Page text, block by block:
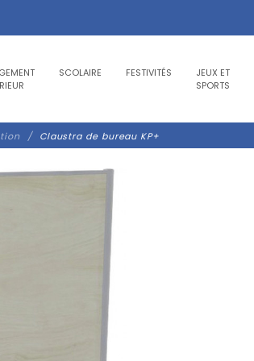
SCOLAIRE FESTIVITÉS
JEUX ET
SPORTS
Claustra de bureau KP+